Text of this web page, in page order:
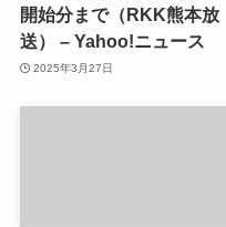
開始分まで（RKK熊本放
送） – Yahoo!ニュース
2025年3月27日